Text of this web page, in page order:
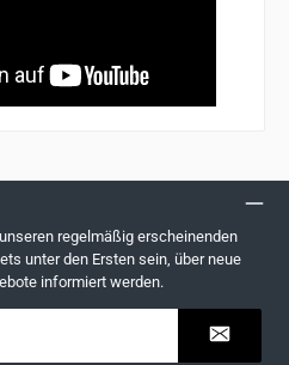
regelmäßig erscheinenden
unter den Ersten sein, über neue
informiert werden.